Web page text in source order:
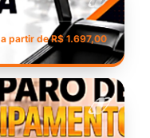
a partir de R$ 1.697,00